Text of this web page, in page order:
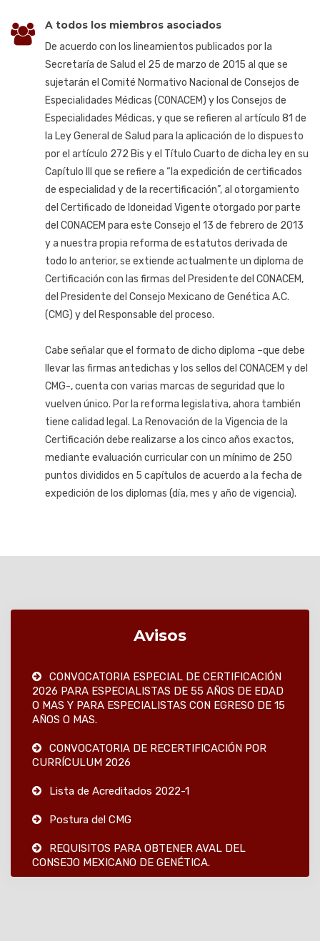
A todos los miembros asociados
De acuerdo con los lineamientos publicados por la
Secretaría de Salud el 25 de marzo de 2015 al que se
sujetarán el Comité Normativo Nacional de Consejos de
Especialidades Médicas (CONACEM) y los Consejos de
Especialidades Médicas, y que se refieren al artículo 81 de
la Ley General de Salud para la aplicación de lo dispuesto
por el artículo 272 Bis y el Título Cuarto de dicha ley en su
Capítulo III que se refiere a “la expedición de certificados
de especialidad y de la recertificación”, al otorgamiento
del Certificado de Idoneidad Vigente otorgado por parte
del CONACEM para este Consejo el 13 de febrero de 2013
y a nuestra propia reforma de estatutos derivada de
todo lo anterior, se extiende actualmente un diploma de
Certificación con las firmas del Presidente del CONACEM,
del Presidente del Consejo Mexicano de Genética A.C.
(CMG) y del Responsable del proceso.
Cabe señalar que el formato de dicho diploma –que debe
llevar las firmas antedichas y los sellos del CONACEM y del
CMG-, cuenta con varias marcas de seguridad que lo
vuelven único. Por la reforma legislativa, ahora también
tiene calidad legal. La Renovación de la Vigencia de la
Certificación debe realizarse a los cinco años exactos,
mediante evaluación curricular con un mínimo de 250
puntos divididos en 5 capítulos de acuerdo a la fecha de
expedición de los diplomas (día, mes y año de vigencia).
Avisos
CONVOCATORIA ESPECIAL DE CERTIFICACIÓN
2026 PARA ESPECIALISTAS DE 55 AÑOS DE EDAD
O MAS Y PARA ESPECIALISTAS CON EGRESO DE 15
AÑOS O MAS.
CONVOCATORIA DE RECERTIFICACIÓN POR
CURRÍCULUM 2026
Lista de Acreditados 2022-1
Postura del CMG
REQUISITOS PARA OBTENER AVAL DEL
CONSEJO MEXICANO DE GENÉTICA.